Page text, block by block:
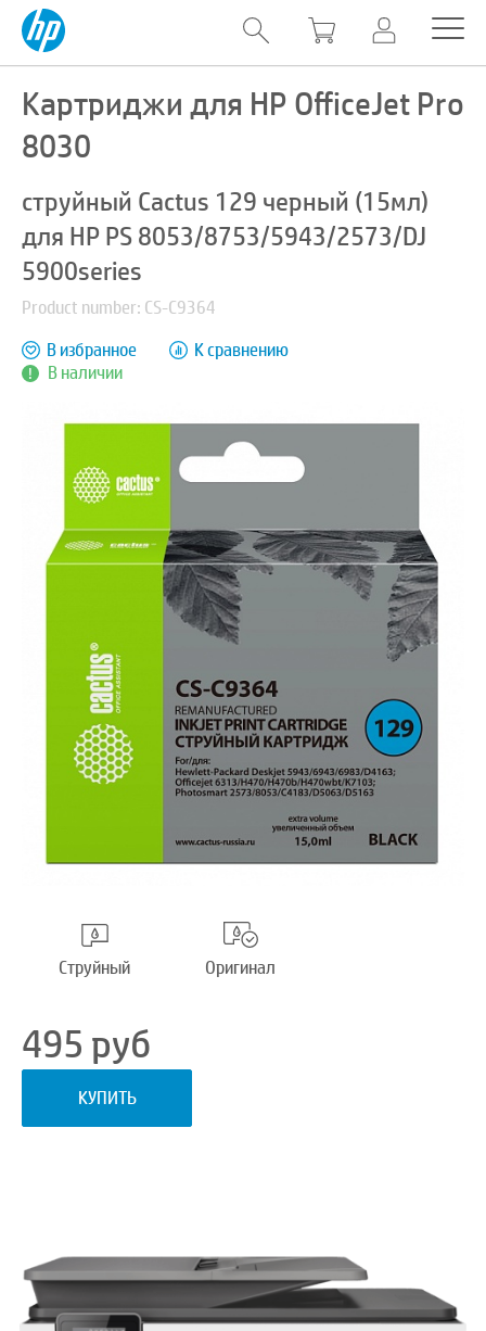
Картриджи для HP OfficeJet Pro
8030
струйный Cactus 129 черный (15мл)
для HP PS 8053/8753/5943/2573/DJ
5900series
Product number: CS-C9364
В наличии
В избранное К сравнению
Струйный Оригинал
495 руб
КУПИТЬ